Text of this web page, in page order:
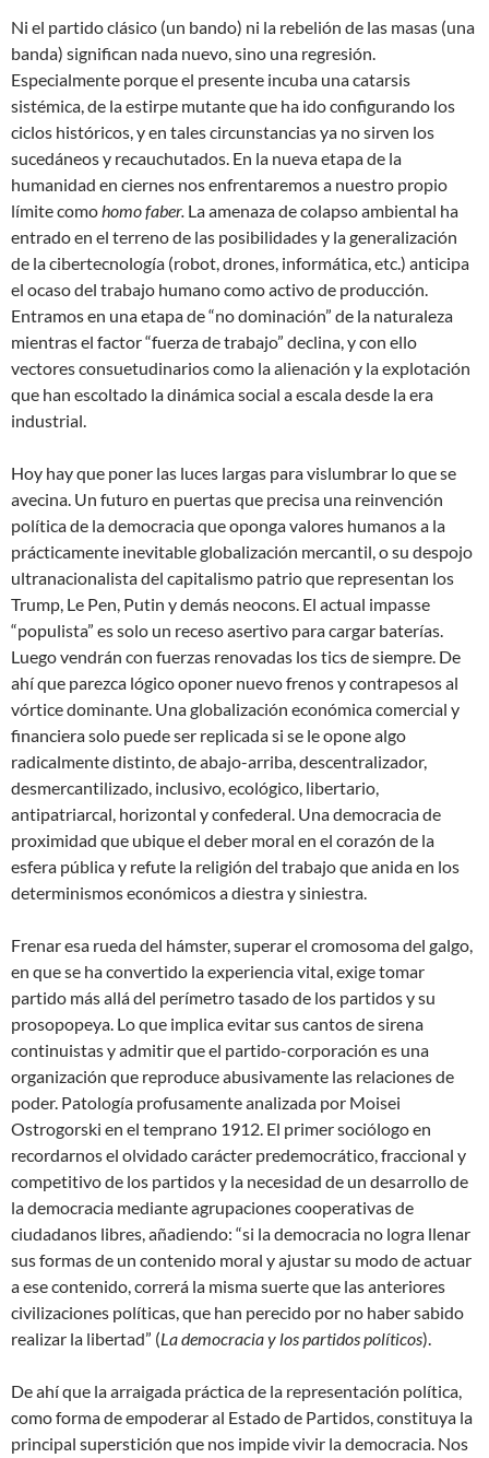
Ni el partido clásico (un bando) ni la rebelión de las masas (una
banda) significan nada nuevo, sino una regresión.
Especialmente porque el presente incuba una catarsis
sistémica, de la estirpe mutante que ha ido configurando los
ciclos históricos, y en tales circunstancias ya no sirven los
sucedáneos y recauchutados. En la nueva etapa de la
humanidad en ciernes nos enfrentaremos a nuestro propio
límite comohomo faber. La amenaza de colapso ambiental ha
entrado en el terreno de las posibilidades y la generalización
de la cibertecnología (robot, drones, informática, etc.) anticipa
el ocaso del trabajo humano como activo de producción.
Entramos en una etapa de “no dominación” de la naturaleza
mientras el factor “fuerza de trabajo” declina, y con ello
vectores consuetudinarios como la alienación y la explotación
que han escoltado la dinámica social a escala desde la era
industrial.
Hoy hay que poner las luces largas para vislumbrar lo que se
avecina. Un futuro en puertas que precisa una reinvención
política de la democracia que oponga valores humanos a la
prácticamente inevitable globalización mercantil, o su despojo
ultranacionalista del capitalismo patrio que representan los
Trump, Le Pen, Putin y demás neocons. El actual impasse
“populista” es solo un receso asertivo para cargar baterías.
Luego vendrán con fuerzas renovadas los tics de siempre. De
ahí que parezca lógico oponer nuevo frenos y contrapesos al
vórtice dominante. Una globalización económica comercial y
financiera solo puede ser replicada si se le opone algo
radicalmente distinto, de abajo-arriba, descentralizador,
desmercantilizado, inclusivo, ecológico, libertario,
antipatriarcal, horizontal y confederal. Una democracia de
proximidad que ubique el deber moral en el corazón de la
esfera pública y refute la religión del trabajo que anida en los
determinismos económicos a diestra y siniestra.
Frenar esa rueda del hámster, superar el cromosoma del galgo,
en que se ha convertido la experiencia vital, exige tomar
partido más allá del perímetro tasado de los partidos y su
prosopopeya. Lo que implica evitar sus cantos de sirena
continuistas y admitir que el partido-corporación es una
organización que reproduce abusivamente las relaciones de
poder. Patología profusamente analizada por Moisei
Ostrogorski en el temprano 1912. El primer sociólogo en
recordarnos el olvidado carácter predemocrático, fraccional y
competitivo de los partidos y la necesidad de un desarrollo de
la democracia mediante agrupaciones cooperativas de
ciudadanos libres, añadiendo: “si la democracia no logra llenar
sus formas de un contenido moral y ajustar su modo de actuar
a ese contenido, correrá la misma suerte que las anteriores
civilizaciones políticas, que han perecido por no haber sabido
realizar la libertad” (La democracia y los partidos políticos).
De ahí que la arraigada práctica de la representación política,
como forma de empoderar al Estado de Partidos, constituya la
principal superstición que nos impide vivir la democracia. Nos